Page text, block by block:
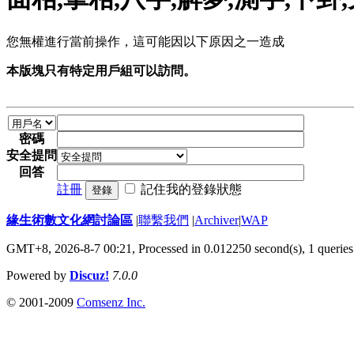
您無權進行當前操作，這可能因以下原因之一造成
本版塊只有特定用戶組可以訪問。
密碼
安全提問
回答
註冊
登錄 記住我的登錄狀態
緣生術數文化網討論區 |聯繫我們 |Archiver|WAP
GMT+8, 2026-8-7 00:21, Processed in 0.012250 second(s), 1 queries
Powered by Discuz! 7.0.0
© 2001-2009 Comsenz Inc.